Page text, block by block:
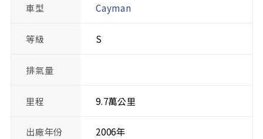
車型 Cayman
等級 S
排氣量
里程 9.7萬公里
出廠年份 2006年